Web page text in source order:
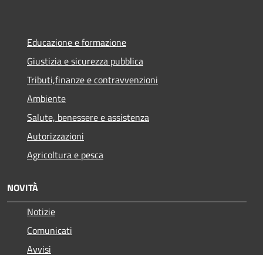
Educazione e formazione
Giustizia e sicurezza pubblica
Tributi,finanze e contravvenzioni
Ambiente
Salute, benessere e assistenza
Autorizzazioni
Agricoltura e pesca
NOVITÀ
Notizie
Comunicati
Avvisi